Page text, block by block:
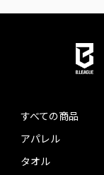
すべての商品
アパレル
タオル